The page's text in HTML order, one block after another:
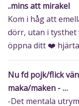
..mins att mirakel
Kom i håg att
dörr, utan i tysthet
öppna ditt ❤️ hjärta
Nu fd pojk/flick
maka/maken - …
-Det mentala